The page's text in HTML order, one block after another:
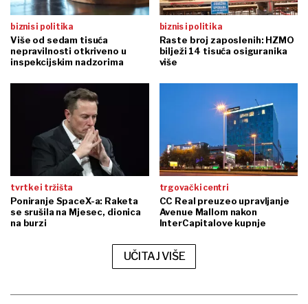
biznis i politika
Više od sedam tisuća
nepravilnosti otkriveno u
inspekcijskim nadzorima
biznis i politika
Raste broj zaposlenih: HZMO
bilježi 14 tisuća osiguranika
više
tvrtke i tržišta
Poniranje SpaceX-a: Raketa
se srušila na Mjesec, dionica
na burzi
trgovački centri
CC Real preuzeo upravljanje
Avenue Mallom nakon
InterCapitalove kupnje
UČITAJ VIŠE